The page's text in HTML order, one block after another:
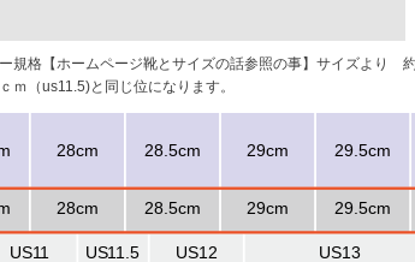
規格【ホームページ靴とサイズの話参照の事】サイズより
（us11.5)と同じ位になります。